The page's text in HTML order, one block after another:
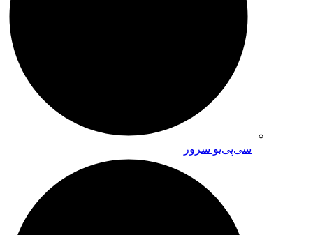
سی‌پی‌یو سرور